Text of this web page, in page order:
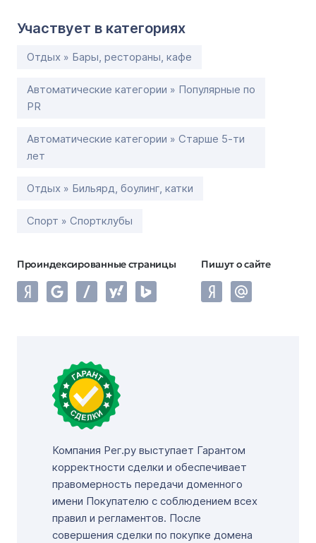
Участвует в категориях
Отдых » Бары, рестораны, кафе
Автоматические категории » Популярные по
PR
Автоматические категории » Старше 5-ти
лет
Отдых » Бильярд, боулинг, катки
Спорт » Спортклубы
Проиндексированные страницы Пишут о сайте
Компания Рег.ру выступает Гарантом
корректности сделки и обеспечивает
правомерность передачи доменного
имени Покупателю с соблюдением всех
правил и регламентов. После
совершения сделки по покупке домена